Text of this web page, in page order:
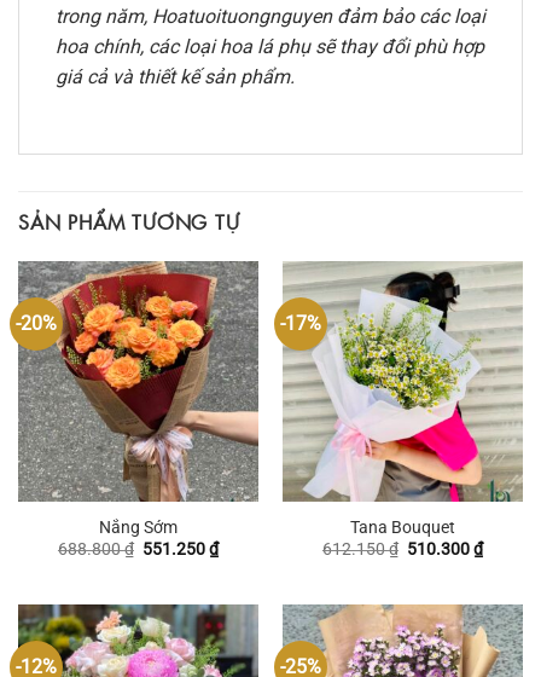
trong năm, Hoatuoituongnguyen đảm bảo các loại
hoa chính, các loại hoa lá phụ sẽ thay đổi phù hợp
giá cả và thiết kế sản phẩm.
SẢN PHẨM TƯƠNG TỰ
-20%
Nắng Sớm
688.800₫ Giá
551.250₫Giá
hiện
551.250 ₫.
-17%
Tana Bouquet
612.150₫ Giá
510.300₫Giá
hiện
-12% -25%